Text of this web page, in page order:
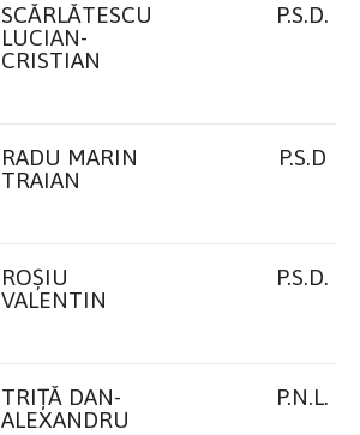
SCĂRLĂTESCU
LUCIAN-
CRISTIAN
P.S.D.
RADU MARIN
TRAIAN
P.S.D
ROȘIU
VALENTIN
P.S.D.
TRIȚĂ DAN-
ALEXANDRU
P.N.L.